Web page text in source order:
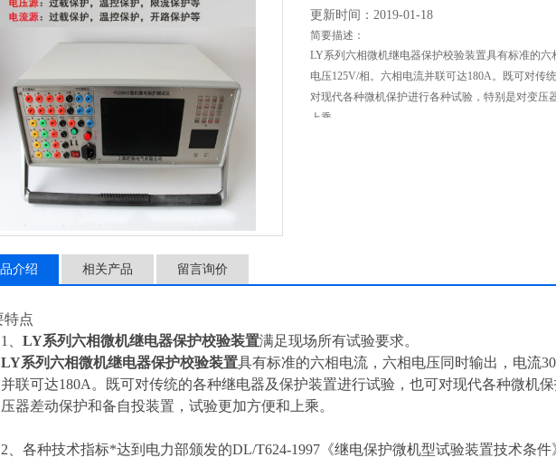
更新时间：2019-01-18
简要描述：
LY系列六相微机继电器保护校验装置具有标准的六
电压125V/相。六相电流并联可达180A。既可对传
对现代各种微机保护进行各种试验，特别是对变压
上乘。
介绍 相关产品 留言询价
特点
1、 LY系列六相微机继电器保护校验装置满足现场所有试验要求。
LY系列六相微机继电器保护校验装置具有标准的六相电流，六相电压同时输出，电流
并联可达180A。既可对传统的各种继电器及保护装置进行试验，也可对现代各种微机
压器差动保护和备自投装置，试验更加方便和上乘。
2、各种技术指标*达到电力部颁发的DL/T624-1997《继电保护微机型试验装置技术条件